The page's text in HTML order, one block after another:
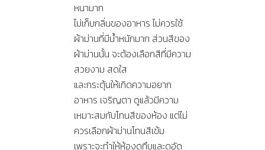
หนามาก
ไม่เก็บกลิ่นของอาหาร ไม่ควรใช้
ผ้าม่านที่มีน้ำหนักมาก ส่วนสีของ
ผ้าม่านนั้น จะต้องเลือกสีที่มีความ
สวยงาม สดใส
และกระตุ้นให้เกิดความอยาก
อาหาร เจริญตา ดูแล้วมีความ
เหมาะสมกับโทนสีของห้อง แต่ไม่
ควรเลือกผ้าม่านโทนสีเข้ม
เพราะจะทำให้ห้องดูทึบและดูอัด